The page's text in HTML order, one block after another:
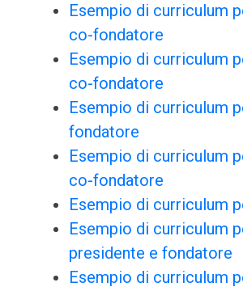
Esempio di curriculum
co-fondatore
Esempio di curriculum
co-fondatore
Esempio di curriculum
fondatore
Esempio di curriculum
co-fondatore
Esempio di curriculum
Esempio di curriculum
presidente e fondatore
Esempio di curriculum